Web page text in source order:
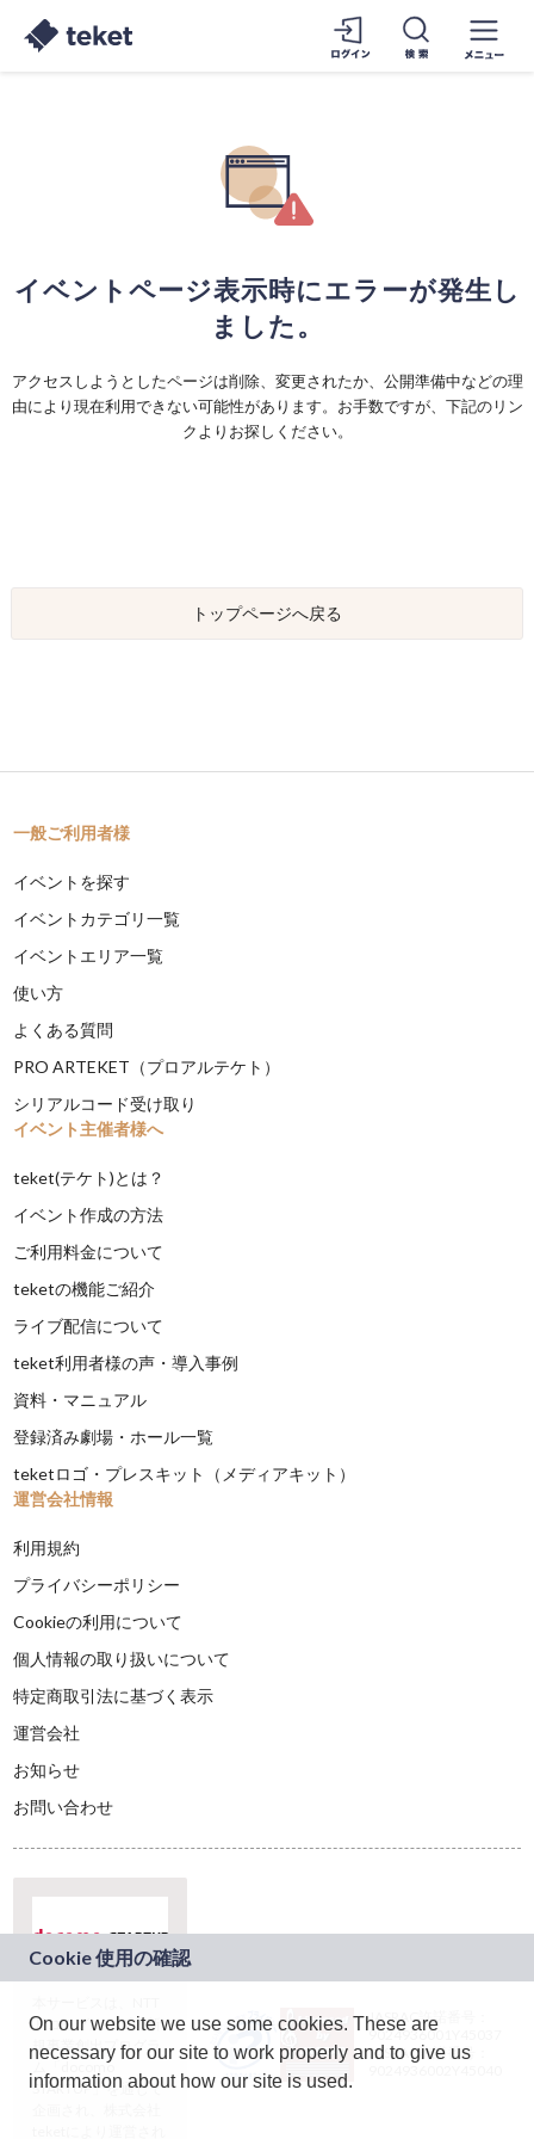
イベントページ表示時にエラーが発生し
ました。
アクセスしようとしたページは削除、変更されたか、公開準備中などの理
由により現在利用できない可能性があります。お手数ですが、下記のリン
クよりお探しください。
トップページへ戻る
一般ご利用者様
イベントを探す
イベントカテゴリ一覧
イベントエリア一覧
使い方
よくある質問
PRO ARTEKET（プロアルテケト）
シリアルコード受け取り
イベント主催者様へ
teket(テケト)とは？
イベント作成の方法
ご利用料金について
teketの機能ご紹介
ライブ配信について
teket利用者様の声・導入事例
資料・マニュアル
登録済み劇場・ホール一覧
teketロゴ・プレスキット（メディアキット）
運営会社情報
利用規約
プライバシーポリシー
Cookieの利用について
個人情報の取り扱いについて
特定商取引法に基づく表示
運営会社
お知らせ
お問い合わせ
ドコモグループの新
規事業創出プログラ
ム「docomo
STARTUP」を通じて
JASRAC許諾番号：
9024936001Y45037
JASRAC許諾番号：
On our website we use some cookies. These are
necessary for our site to work properly and to give us
information about how our site is used.